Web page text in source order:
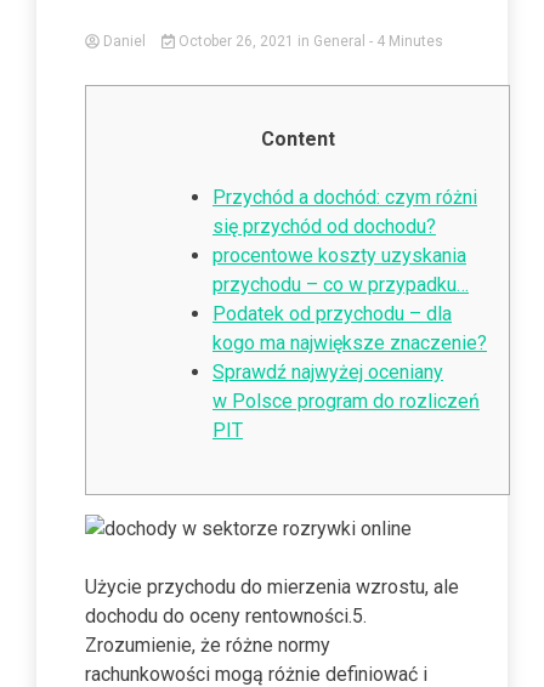
Daniel October 26, 2021 in General - 4 Minutes
Content
Przychód a dochód: czym różni
się przychód od dochodu?
procentowe koszty uzyskania
przychodu – co w przypadku…
Podatek od przychodu – dla
kogo ma największe znaczenie?
Sprawdź najwyżej oceniany
w Polsce program do rozliczeń
PIT
Użycie przychodu do mierzenia wzrostu, ale
dochodu do oceny rentowności.5.
Zrozumienie, że różne normy
rachunkowości mogą różnie definiować i